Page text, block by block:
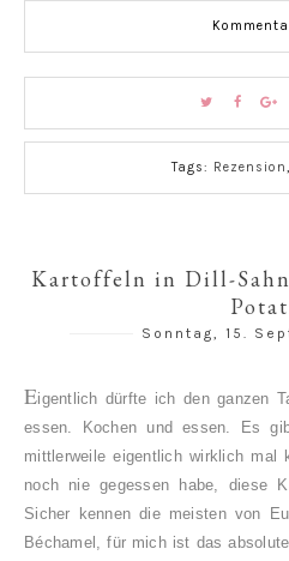
Tags: Rezension,
Kartoffeln in Dill-
Sonntag, 15.
Eigentlich dürfte ich den ganzen
essen. Kochen und essen. Es
mittlerweile eigentlich wirklich mal
noch nie gegessen habe, diese
Sicher kennen die meisten von
Béchamel, für mich ist das